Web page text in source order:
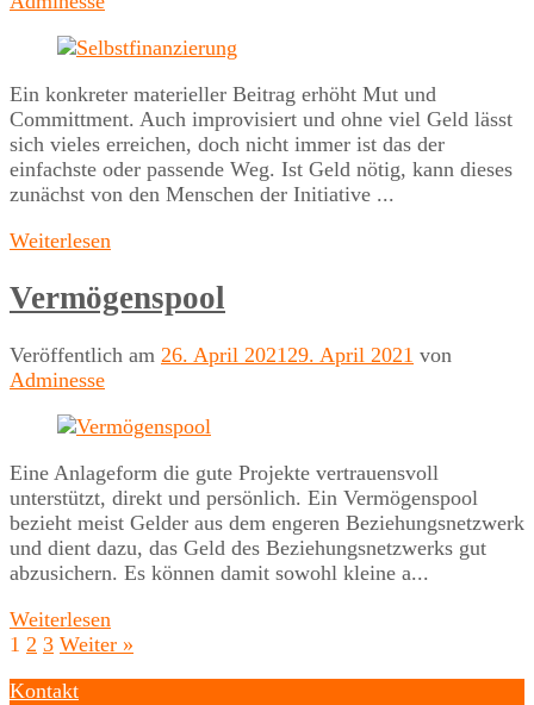
Ein konkreter materieller Beitrag erhöht Mut und
Committment. Auch improvisiert und ohne viel Geld lässt
sich vieles erreichen, doch nicht immer ist das der
einfachste oder passende Weg. Ist Geld nötig, kann dieses
zunächst von den Menschen der Initiative ...
Weiterlesen
Vermögenspool
Veröffentlich am 26. April 202129. April 2021 von
Adminesse
Eine Anlageform die gute Projekte vertrauensvoll
unterstützt, direkt und persönlich. Ein Vermögenspool
bezieht meist Gelder aus dem engeren Beziehungsnetzwerk
und dient dazu, das Geld des Beziehungsnetzwerks gut
abzusichern. Es können damit sowohl kleine a...
Weiterlesen
1 2 3 Weiter »
Kontakt